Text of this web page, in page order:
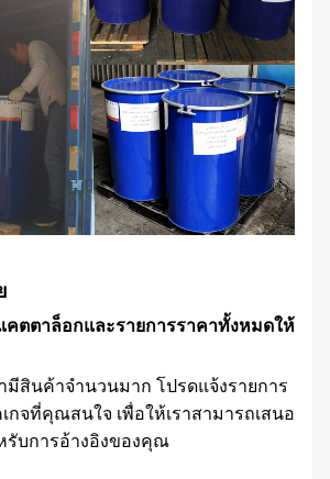
ตตาล็อกและรายการราคาทั้งหมดให้
ามีสินค้าจำนวนมาก โปรดแจ้งรายการ
จที่คุณสนใจ เพื่อให้เราสามารถเสนอ
รับการอ้างอิงของคุณ